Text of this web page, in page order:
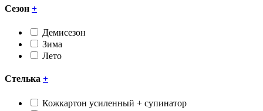
Сезон +
Демисезон
Зима
Лето
Стелька +
Кожкартон усиленный + супинатор